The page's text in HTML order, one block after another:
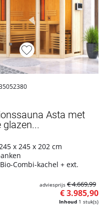
Asta met
x 245 x 202 cm
Combi-kachel + ext.
Inhoud 1 stuk(s)
€ 3.985,90
adviesprijs € 4.669,99